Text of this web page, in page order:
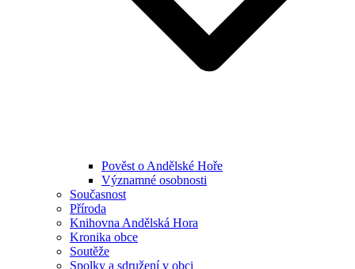
Pověst o Andělské Hoře
Významné osobnosti
Současnost
Příroda
Knihovna Andělská Hora
Kronika obce
Soutěže
Spolky a sdružení v obci